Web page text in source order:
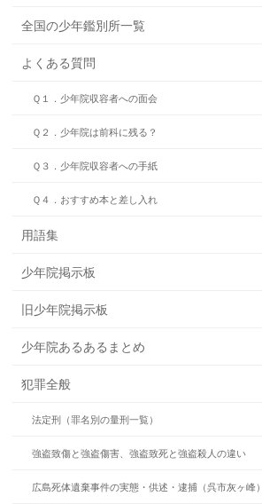
全国の少年鑑別所一覧
よくある質問
Ｑ１．少年院収容者への面会
Ｑ２．少年院は前科に残る？
Ｑ３．少年院収容者への手紙
Ｑ４．おすすめ本と差し入れ
用語集
少年院掲示板
旧少年院掲示板
少年院あるあるまとめ
犯罪全般
法定刑（罪名別の量刑一覧）
強盗致傷と強盗傷害、強盗致死と強盗殺人の違い
広島死体遺棄事件の実態・供述・逮捕（呉市灰ヶ峰）